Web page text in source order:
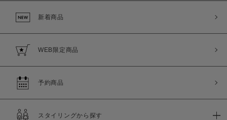
新着商品
WEB限定商品
予約商品
スタイリングから探す